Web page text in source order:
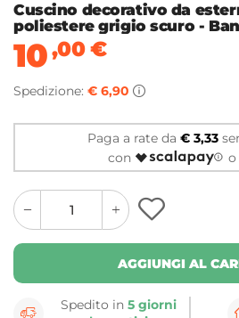
Cuscino decorativo da
poliestere grigio scuro -
10,00€
Spedizione: € 6,90
Paga a rate da € 3,33
con
o
quantity
button
quantity
minus
button
AGGIUNGI AL
Spedito in5 giorni